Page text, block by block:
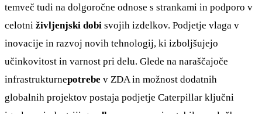
temveč tudi na dolgoročne odnose s strankami in podporo v
celotni življenjski dobi svojih izdelkov. Podjetje vlaga v
inovacije in razvoj novih tehnologij, ki izboljšujejo
učinkovitost in varnost pri delu. Glede na naraščajoče
infrastrukturnepotrebe v ZDA in možnost dodatnih
globalnih projektov postaja podjetje Caterpillar ključni